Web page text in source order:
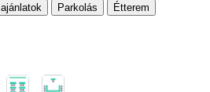
Parkolás Étterem